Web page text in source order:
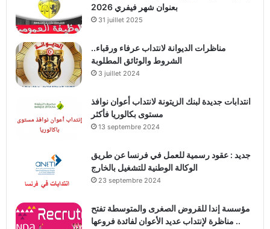
بعنوان شهر فيفري 2026
31 juillet 2025
مناظرات الديوانة لانتداب عرفاء ورقباء..
الشروط والوثائق المطلوبة
3 juillet 2024
انتدابات جديدة لبنك الزيتونة لانتداب أعوان نوافذ
مستوى بكالوريا فأكثر
13 septembre 2024
جديد : عقود رسمية للعمل في فرنسا عن طريق
الوكالة الوطنية للتشغيل بالخارج
23 septembre 2024
مؤسسة إندا للقروض الصغرى والمتوسطة تفتح
مناظرة لإنتداب عديد الأعوان لفائدة فروعها ..